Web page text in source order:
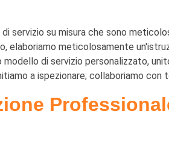
servizio su misura che sono
meticolosamente
di servizio personalizzato,
a ispezionare; collaboriamo con